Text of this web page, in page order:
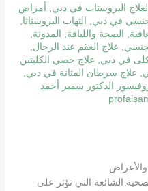
البروستات في دبي,
أمراض
في دبي, التهاب البروستاتا,
, الصحة واللياقة, المدونة,
, علاج العقم عند الرجال,
في دبي, علاج حصي الكليتين
, علاج سرطان المثانة في دبي,
الدكتور سمير أحمد
الشائعة التي تؤثر على